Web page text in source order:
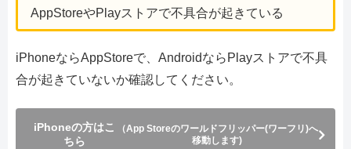
AppStoreやPlayストアで不具合が起きている
iPhoneならAppStoreで、AndroidならPlayストアで不具
合が起きていないか確認してください。
iPhoneの方はこ
ちら
（App Storeのワールドフリッパー(ワーフリ)へ
移動します)